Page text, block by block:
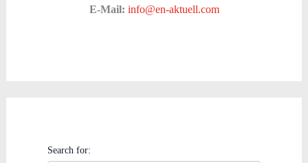
E-Mail: info@en-aktuell.com
Search for: